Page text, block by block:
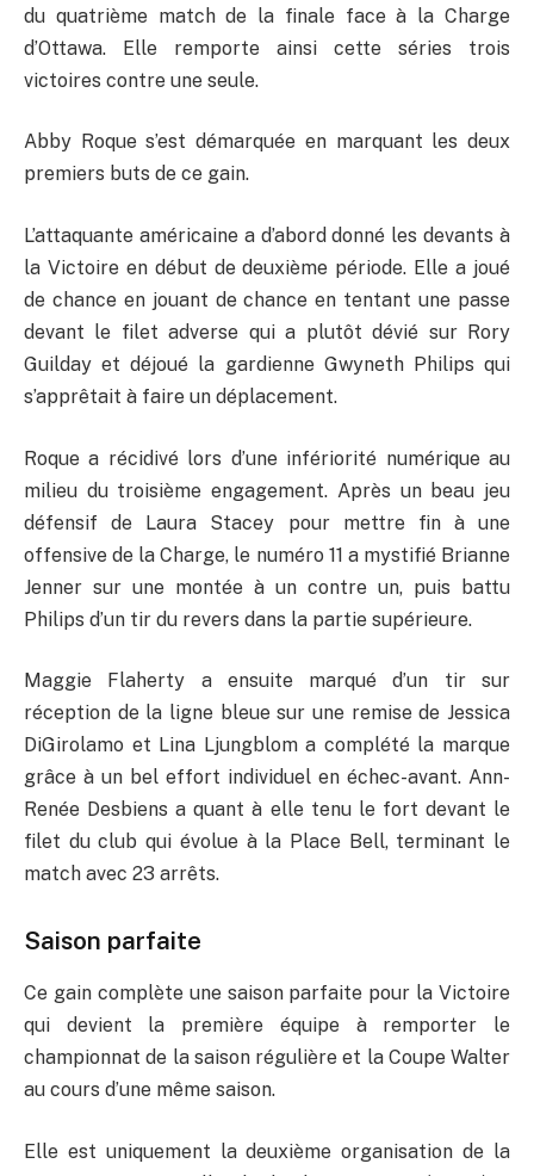
du quatrième match de la finale face à la Charge
d’Ottawa. Elle remporte ainsi cette séries trois
victoires contre une seule.
Abby Roque s’est démarquée en marquant les deux
premiers buts de ce gain.
L’attaquante américaine a d’abord donné les devants à
la Victoire en début de deuxième période. Elle a joué
de chance en jouant de chance en tentant une passe
devant le filet adverse qui a plutôt dévié sur Rory
Guilday et déjoué la gardienne Gwyneth Philips qui
s’apprêtait à faire un déplacement.
Roque a récidivé lors d’une infériorité numérique au
milieu du troisième engagement. Après un beau jeu
défensif de Laura Stacey pour mettre fin à une
offensive de la Charge, le numéro 11 a mystifié Brianne
Jenner sur une montée à un contre un, puis battu
Philips d’un tir du revers dans la partie supérieure.
Maggie Flaherty a ensuite marqué d’un tir sur
réception de la ligne bleue sur une remise de Jessica
DiGirolamo et Lina Ljungblom a complété la marque
grâce à un bel effort individuel en échec-avant. Ann-
Renée Desbiens a quant à elle tenu le fort devant le
filet du club qui évolue à la Place Bell, terminant le
match avec 23 arrêts.
Saison parfaite
Ce gain complète une saison parfaite pour la Victoire
qui devient la première équipe à remporter le
championnat de la saison régulière et la Coupe Walter
au cours d’une même saison.
Elle est uniquement la deuxième organisation de la